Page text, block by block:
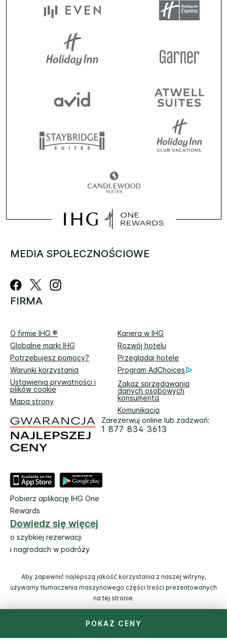
POKAŻ CENY
MEDIA SPOŁECZNOŚCIOWE
FIRMA
O firmie IHG ®
Kariera w IHG
Globalne marki IHG
Rozwój hotelu
Potrzebujesz pomocy?
Przeglądaj hotele
Warunki korzystania
Program AdChoices
Ustawienia prywatności i
plików cookie
Zakaz sprzedawania
danych osobowych
konsumenta
Mapa strony
Komunikacja
Zarezerwuj online lub zadzwoń:
1 877 834 3613
Pobierz aplikację IHG One
Rewards
Dowiedz się więcej
o szybkiej rezerwacji
i nagrodach w podróży
Aby zapewnić najlepszą jakość korzystania z naszej witryny,
używamy tłumaczenia maszynowego części treści prezentowanych
na tej stronie.
© 2026 IHG. Wszelkie prawa zastrzeżone. Większość hoteli
jest własnością niezależnych inwestorów z własną kadrą